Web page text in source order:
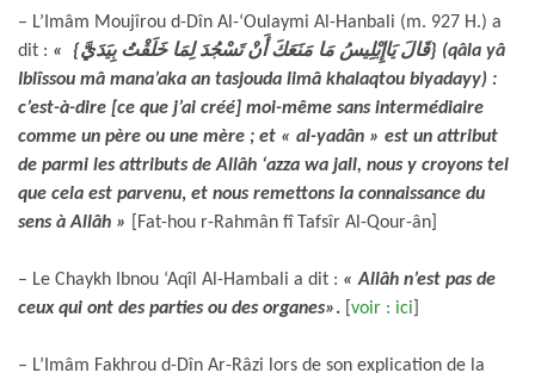
– L’Imâm Moujîrou d-Dîn Al-‘Oulaymi Al-Hanbali (m. 927 H.) a
dit : « {قَالَ يَاإِبْلِيسُ مَا مَنَعَكَ أَنْ تَسْجُدَ لِمَا خَلَقْتُ بِيَدَيَّ} (qâla yâ
Iblîssou mâ mana’aka an tasjouda limâ khalaqtou biyadayy) :
c’est-à-dire [ce que j’ai créé] moi-même sans intermédiaire
comme un père ou une mère ; et « al-yadân » est un attribut
de parmi les attributs de Allâh ‘azza wa jall, nous y croyons tel
que cela est parvenu, et nous remettons la connaissance du
sens à Allâh » [Fat-hou r-Rahmân fî Tafsîr Al-Qour-ân]
– Le Chaykh Ibnou ‘Aqîl Al-Hambali a dit : « Allâh n’est pas de
ceux qui ont des parties ou des organes». voir : ici
– L’Imâm Fakhrou d-Dîn Ar-Râzi lors de son explication de la